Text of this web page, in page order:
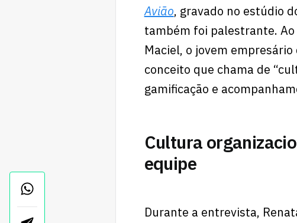
Avião, gravado no estúdio
também foi palestrante. Ao
Maciel, o jovem
conceito que chama de
gamificação e
Cultura
equipe
Durante a entrevista,